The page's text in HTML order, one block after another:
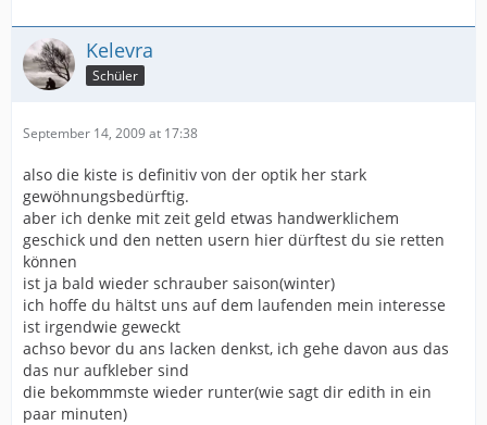
Kelevra
Schüler
September 14, 2009 at 17:38
also die kiste is definitiv von der optik her stark
gewöhnungsbedürftig.
aber ich denke mit zeit geld etwas handwerklichem
geschick und den netten usern hier dürftest du sie retten
können
ist ja bald wieder schrauber saison(winter)
ich hoffe du hältst uns auf dem laufenden mein interesse
ist irgendwie geweckt
achso bevor du ans lacken denkst, ich gehe davon aus das
das nur aufkleber sind
die bekommmste wieder runter(wie sagt dir edith in ein
paar minuten)